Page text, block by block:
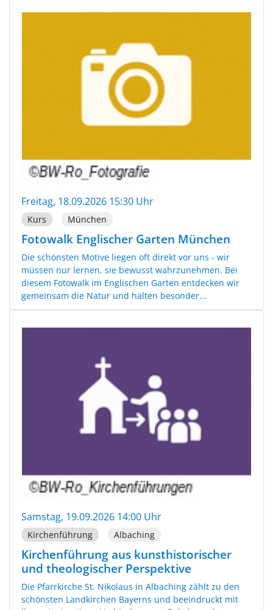
Freitag, 18.09.2026 15:30 Uhr
Kurs München
Fotowalk Englischer Garten München
Die schönsten Motive liegen oft direkt vor uns - wir
müssen nur lernen, sie bewusst wahrzunehmen. Bei
diesem Fotowalk im Englischen Garten entdecken wir
gemeinsam die Natur und halten besonder...
Samstag, 19.09.2026 14:00 Uhr
Kirchenführung Albaching
Kirchenführung aus kunsthistorischer
und theologischer Perspektive
Die Pfarrkirche St. Nikolaus in Albaching zählt zu den
schönsten Landkirchen Bayerns und beeindruckt mit